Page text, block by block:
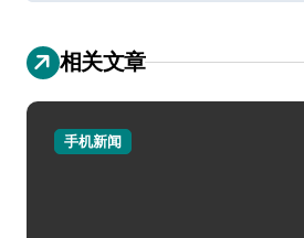
相关文章
手机新闻